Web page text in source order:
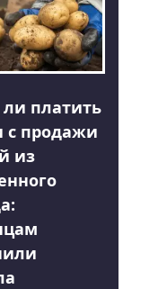
платить
с продажи
из